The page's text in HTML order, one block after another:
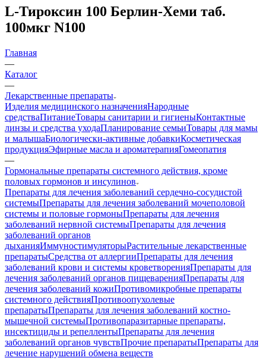
L-Тироксин 100 Берлин-Хеми таб.
100мкг N100
Главная
—
Каталог
—
Лекарственные препараты
Изделия медицинского назначенияНародные
средстваПитаниеТовары санитарии и гигиеныКонтактные
линзы и средства уходаПланирование семьиТовары для мамы
и малышаБиологически-активные добавкиКосметическая
продукцияЭфирные масла и ароматерапияГомеопатия
—
Гормональные препараты системного действия, кроме
половых гормонов и инсулинов
Препараты для лечения заболеваний сердечно-сосудистой
системыПрепараты для лечения заболеваний мочеполовой
системы и половые гормоныПрепараты для лечения
заболеваний нервной системыПрепараты для лечения
заболеваний органов
дыханияИммуностимуляторыРастительные лекарственные
препаратыСредства от аллергииПрепараты для лечения
заболеваний крови и системы кроветворенияПрепараты для
лечения заболеваний органов пищеваренияПрепараты для
лечения заболеваний кожиПротивомикробные препараты
системного действияПротивоопухолевые
препаратыПрепараты для лечения заболеваний костно-
мышечной системыПротивопаразитарные препараты,
инсектициды и репеллентыПрепараты для лечения
заболеваний органов чувствПрочие препаратыПрепараты для
лечение нарушений обмена веществ